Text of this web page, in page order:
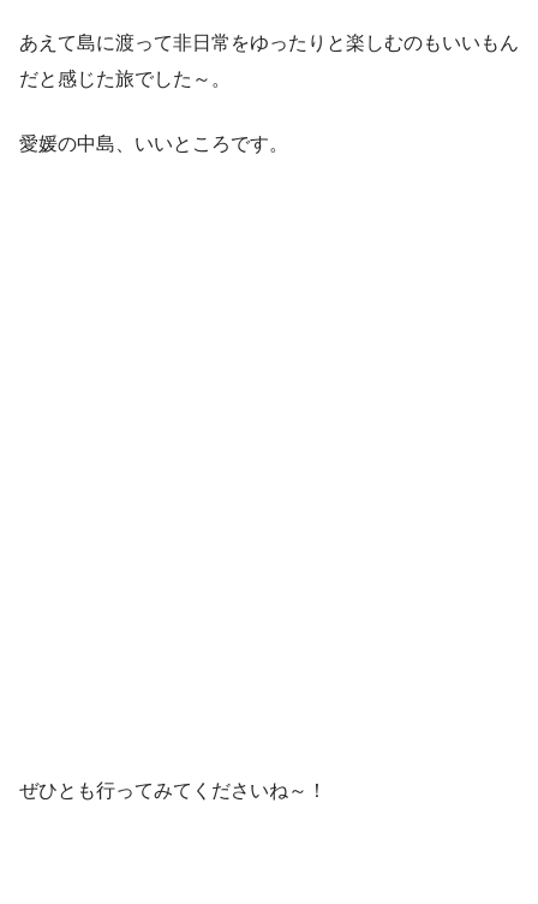
あえて島に渡って非日常をゆったりと楽しむのもいいもん
だと感じた旅でした～。
愛媛の中島、いいところです。
ぜひとも行ってみてくださいね～！